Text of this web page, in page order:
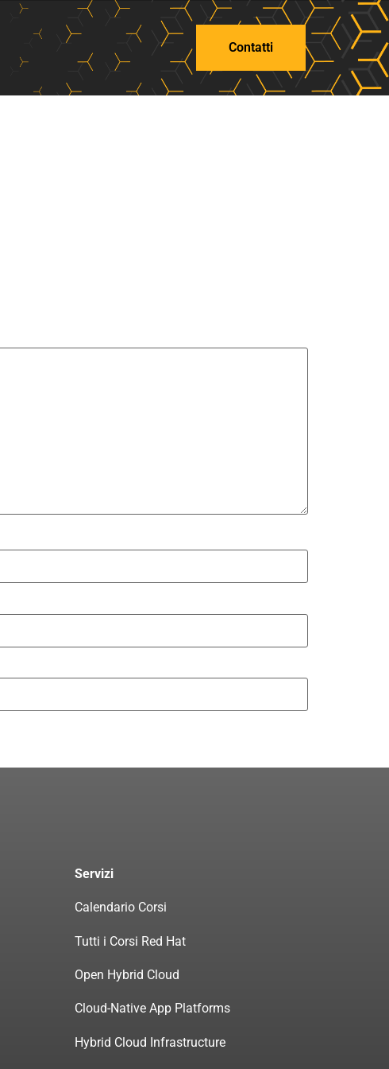
Contatti
Servizi
Calendario Corsi
Tutti i Corsi Red Hat
Open Hybrid Cloud
Cloud-Native App Platforms
Hybrid Cloud Infrastructure